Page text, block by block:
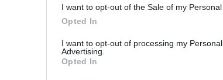
I want to opt-out of the Sale of my Personal
Opted In
I want to opt-out of processing my
Advertising.
Opted In